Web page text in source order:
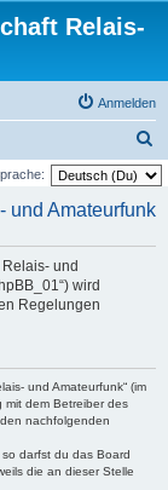
Relais-
Anmelden
u
und Amateurfunk
und
wird
Regelungen
und Amateurfunk“ (im
mit dem Betreiber des
nachfolgenden
darfst du das Board
die an dieser Stelle